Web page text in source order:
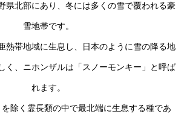
県北部にあり、冬には多くの雪で覆われる豪
雪地帯です。
熱帯地域に生息し、日本のように雪の降る地
く、ニホンザルは「スノーモンキー」と呼ば
れます。
を除く霊長類の中で最北端に生息する種であ